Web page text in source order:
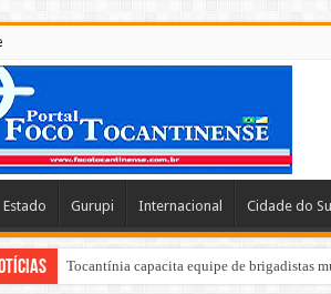
Estado Gurupi Internacional Cidade do
Tocantínia capacita equipe de brigadistas